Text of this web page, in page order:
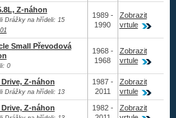
Z-náhon
Drážky na hřídeli: 15
1989 -
1990
Zobrazit
vrtule
Small Převodová
0
1968 -
1968
Zobrazit
vrtule
Drive, Z-náhon
Drážky na hřídeli: 13
1987 -
2011
Zobrazit
vrtule
Drive, Z-náhon
1982 -
Zobrazit